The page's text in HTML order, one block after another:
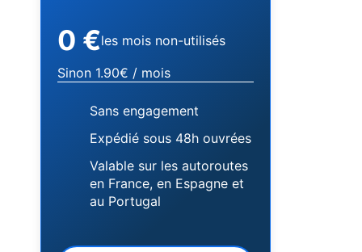
0 €les mois non-utilisés
Sinon 1.90€ / mois
Sans engagement
Expédié sous 48h ouvrées
Valable sur les autoroutes
en France, en Espagne et
au Portugal